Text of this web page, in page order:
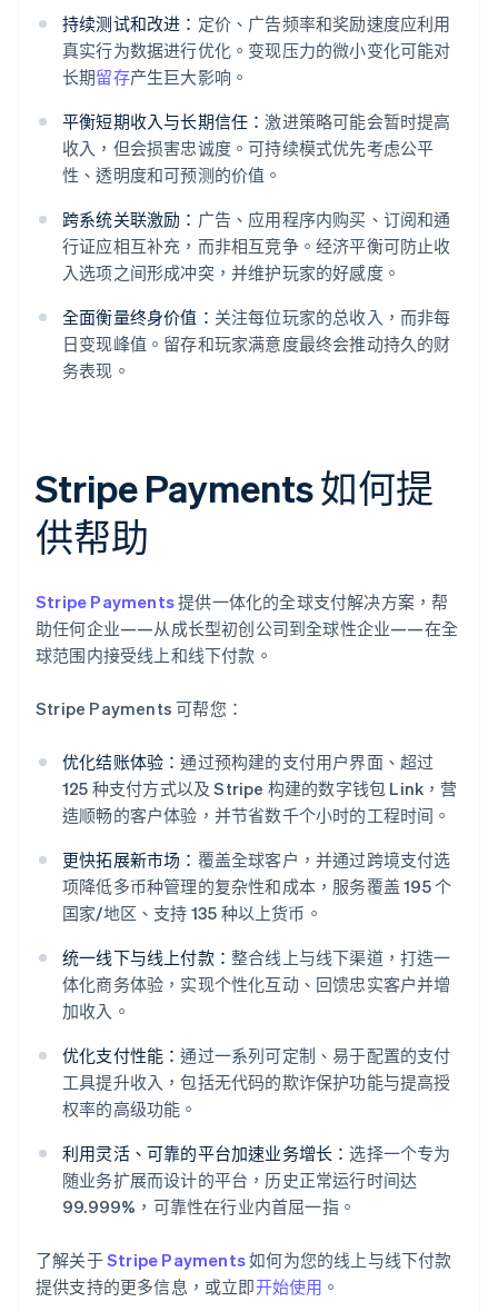
持续测试和改进： 定价、广告频率和奖励速度应利用
真实行为数据进行优化。变现压力的微小变化可能对
长期留存产生巨大影响。
平衡短期收入与长期信任：激进策略可能会暂时提高
收入，但会损害忠诚度。可持续模式优先考虑公平
性、透明度和可预测的价值。
跨系统关联激励： 广告、应用程序内购买、订阅和通
行证应相互补充，而非相互竞争。经济平衡可防止收
入选项之间形成冲突，并维护玩家的好感度。
全面衡量终身价值： 关注每位玩家的总收入，而非每
日变现峰值。留存和玩家满意度最终会推动持久的财
务表现。
Stripe Payments 如何提
供帮助
Stripe Payments提供一体化的全球支付解决方案，帮
助任何企业——从成长型初创公司到全球性企业——在全
球范围内接受线上和线下付款。
Stripe Payments 可帮您：
优化结账体验：通过预构建的支付用户界面、超过
125 种支付方式以及 Stripe 构建的数字钱包 Link，营
造顺畅的客户体验，并节省数千个小时的工程时间。
更快拓展新市场： 覆盖全球客户，并通过跨境支付选
项降低多币种管理的复杂性和成本，服务覆盖 195 个
国家/地区、支持 135 种以上货币。
统一线下与线上付款： 整合线上与线下渠道，打造一
体化商务体验，实现个性化互动、回馈忠实客户并增
加收入。
优化支付性能：通过一系列可定制、易于配置的支付
工具提升收入，包括无代码的欺诈保护功能与提高授
权率的高级功能。
利用灵活、可靠的平台加速业务增长：选择一个专为
随业务扩展而设计的平台，历史正常运行时间达
99.999%，可靠性在行业内首屈一指。
了解关于Stripe Payments如何为您的线上与线下付款
提供支持的更多信息，或立即开始使用 。
English
爱尔兰
English
English
奥地利
Deutsch English
澳大利亚
巴西
PortuguêsEnglish